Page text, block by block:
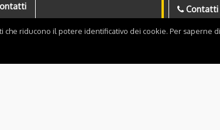
Contatti
riducono il potere identificativo dei cookie. Per saperne